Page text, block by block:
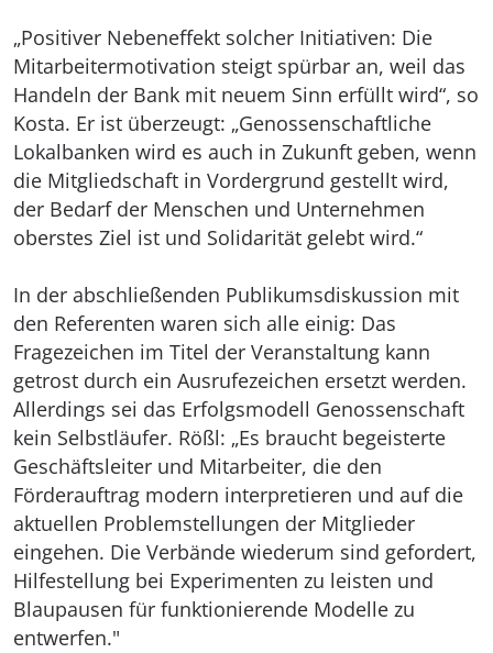
„Positiver Nebeneffekt solcher Initiativen: Die
Mitarbeitermotivation steigt spürbar an, weil das
Handeln der Bank mit neuem Sinn erfüllt wird“, so
Kosta. Er ist überzeugt: „Genossenschaftliche
Lokalbanken wird es auch in Zukunft geben, wenn
die Mitgliedschaft in Vordergrund gestellt wird,
der Bedarf der Menschen und Unternehmen
oberstes Ziel ist und Solidarität gelebt wird.“
In der abschließenden Publikumsdiskussion mit
den Referenten waren sich alle einig: Das
Fragezeichen im Titel der Veranstaltung kann
getrost durch ein Ausrufezeichen ersetzt werden.
Allerdings sei das Erfolgsmodell Genossenschaft
kein Selbstläufer. Rößl: „Es braucht begeisterte
Geschäftsleiter und Mitarbeiter, die den
Förderauftrag modern interpretieren und auf die
aktuellen Problemstellungen der Mitglieder
eingehen. Die Verbände wiederum sind gefordert,
Hilfestellung bei Experimenten zu leisten und
Blaupausen für funktionierende Modelle zu
entwerfen."